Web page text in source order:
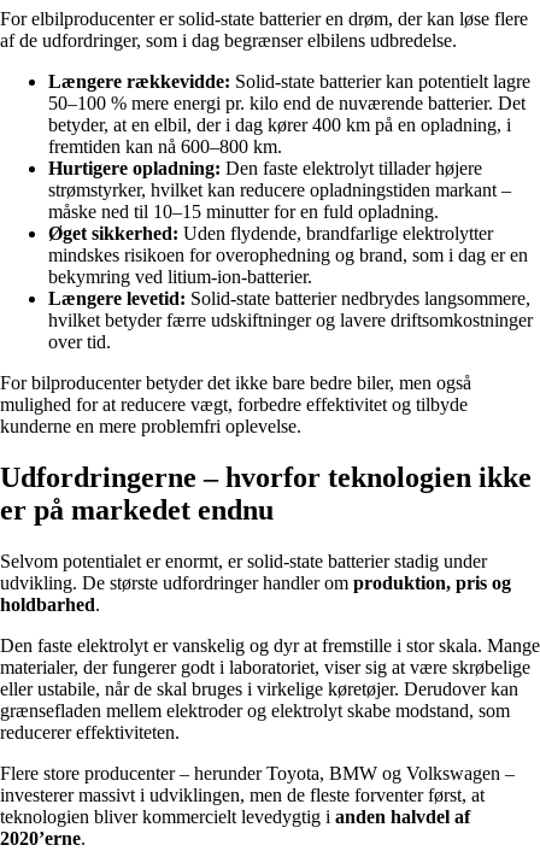
For elbilproducenter er solid-state batterier en drøm, der kan løse flere
af de udfordringer, som i dag begrænser elbilens udbredelse.
Længere rækkevidde: Solid-state batterier kan potentielt lagre
50–100 % mere energi pr. kilo end de nuværende batterier. Det
betyder, at en elbil, der i dag kører 400 km på en opladning, i
fremtiden kan nå 600–800 km.
Hurtigere opladning: Den faste elektrolyt tillader højere
strømstyrker, hvilket kan reducere opladningstiden markant –
måske ned til 10–15 minutter for en fuld opladning.
Øget sikkerhed: Uden flydende, brandfarlige elektrolytter
mindskes risikoen for overophedning og brand, som i dag er en
bekymring ved litium-ion-batterier.
Længere levetid: Solid-state batterier nedbrydes langsommere,
hvilket betyder færre udskiftninger og lavere driftsomkostninger
over tid.
For bilproducenter betyder det ikke bare bedre biler, men også
mulighed for at reducere vægt, forbedre effektivitet og tilbyde
kunderne en mere problemfri oplevelse.
Udfordringerne – hvorfor teknologien ikke
er på markedet endnu
Selvom potentialet er enormt, er solid-state batterier stadig under
udvikling. De største udfordringer handler om produktion, pris og
holdbarhed.
Den faste elektrolyt er vanskelig og dyr at fremstille i stor skala. Mange
materialer, der fungerer godt i laboratoriet, viser sig at være skrøbelige
eller ustabile, når de skal bruges i virkelige køretøjer. Derudover kan
grænsefladen mellem elektroder og elektrolyt skabe modstand, som
reducerer effektiviteten.
Flere store producenter – herunder Toyota, BMW og Volkswagen –
investerer massivt i udviklingen, men de fleste forventer først, at
teknologien bliver kommercielt levedygtig i anden halvdel af
2020’erne.